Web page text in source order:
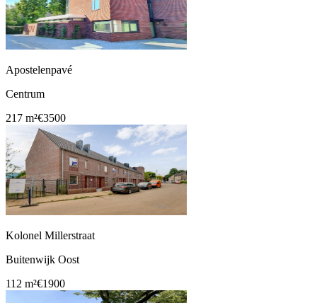
Apostelenpavé
Centrum
217 m²€3500
Kolonel Millerstraat
Buitenwijk Oost
112 m²€1900